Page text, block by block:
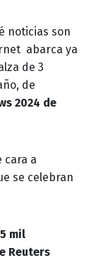
noticias son
abarca ya
de 3
de
2024 de
cara a
se celebran
mil
Reuters